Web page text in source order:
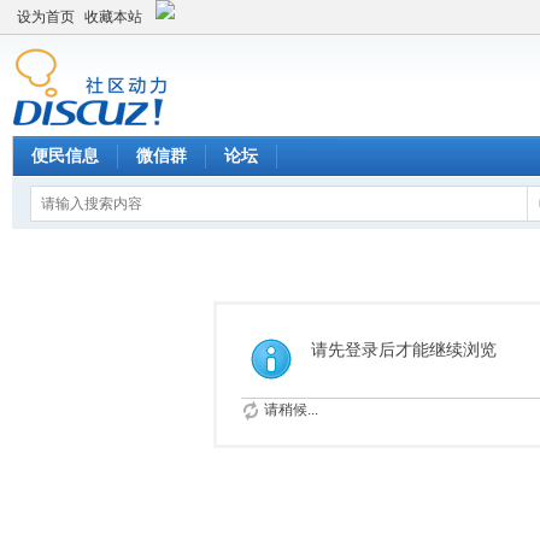
设为首页 收藏本站
便民信息 微信群 论坛
请先登录后才能继续浏览
请稍候...